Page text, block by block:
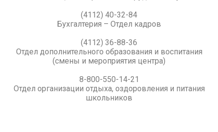
(4112) 40-32-84
Бухгалтерия – Отдел кадров
(4112) 36-88-36
Отдел дополнительного образования и воспитания
(смены и мероприятия центра)
8-800-550-14-21
Отдел организации отдыха, оздоровления и питания
школьников